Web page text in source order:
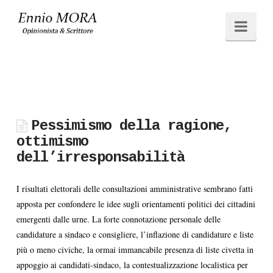
Ennio
Pessimismo della ragione,
ottimismo
dell’irresponsabilità
I risultati elettorali delle consultazioni amministrative sembrano fatti
apposta per confondere le idee sugli orientamenti politici dei cittadini
emergenti dalle urne. La forte connotazione personale delle
candidature a sindaco e consigliere, l’inflazione di candidature e liste
più o meno civiche, la ormai immancabile presenza di liste civetta in
appoggio ai candidati-sindaco, la contestualizzazione localistica per